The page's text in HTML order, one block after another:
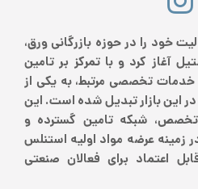
رخ از سال 1386 فعالیت خود را در حوزه بازرگانی ورق،
آغاز کرد و با تمرکز بر تامین
خدمات تخصصی مرتبط، به یکی از
این بازار تبدیل شده است. این
تخصص، شبکه تامین گسترده و
عرضه مواد اولیه استنلس
اعتماد برای فعالان صنعتی